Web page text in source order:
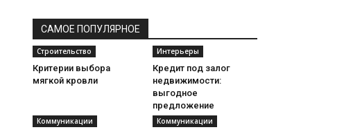
САМОЕ ПОПУЛЯРНОЕ
Строительство
Критерии выбора
мягкой кровли
Интерьеры
Кредит под залог
недвижимости:
выгодное
предложение
Коммуникации Коммуникации